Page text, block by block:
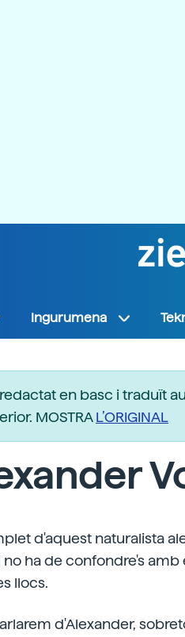
Ingurumena
en basc i traduït
MOSTRAL’ORIGINAL
d'aquest naturalista
no ha de confondre's
llocs.
d'Alexander,